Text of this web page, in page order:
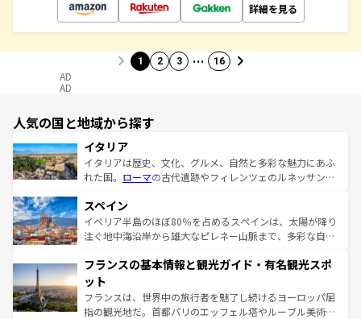
詳細を見る
1 2 3 … 16
AD
AD
人気の国と地域から探す
イタリア
イタリアは歴史、文化、グルメ、自然と多彩な魅力にあふ
れた国。 ローマの古代遺跡やフィレンツェのルネッサンス
ろん、トスカーナの美しい田園風景やアマルフィ海岸の絶
景など、自然景観も見逃せない。観光の合間には、本場の
ピザやパスタなど、絶品のイタリア料理を堪能することも
ませてくれるイタリアで、忘れられない旅をしてみよう！
なお、新着のイタリア情報は
しい。
スペイン
イベリア半島のほぼ80％を占めるスペインは、太陽が降り
注ぐ地中海沿岸から雄大なピレネー山脈まで、多彩な自然
文化が根付くこの国では、情熱的なフラメンコ、熱気あふ
れる闘牛、そして美味しいタパスが生活の一部となってい
る。首都マドリードの洗練された雰囲気や、バルセロナの
アートに溢れた街角から、地方では古代ローマ遺跡や中世
フランスの基本情報と観光ガイド・有名観光スポ
ット
フランスは、世界中の旅行者を魅了し続けるヨーロッパ屈
指の観光地だ。首都パリのエッフェル塔やルーブル美術館